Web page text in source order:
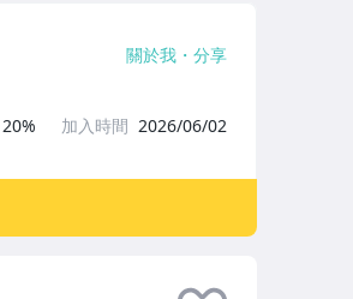
關於我 分享
20% 加入時間 2026/06/02